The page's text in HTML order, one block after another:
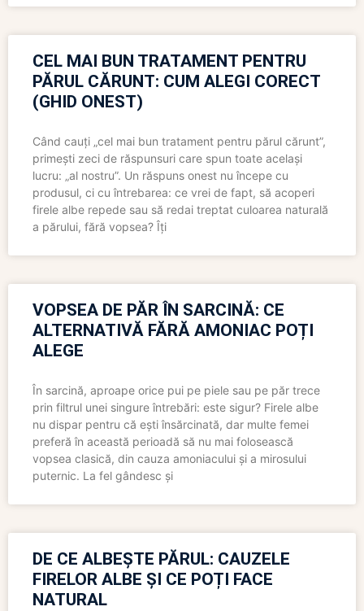
CEL MAI BUN TRATAMENT PENTRU
PĂRUL CĂRUNT: CUM ALEGI CORECT
(GHID ONEST)
Când cauți „cel mai bun tratament pentru părul cărunt”,
primești zeci de răspunsuri care spun toate același
lucru: „al nostru”. Un răspuns onest nu începe cu
produsul, ci cu întrebarea: ce vrei de fapt, să acoperi
firele albe repede sau să redai treptat culoarea naturală
a părului, fără vopsea? Îți
VOPSEA DE PĂR ÎN SARCINĂ: CE
ALTERNATIVĂ FĂRĂ AMONIAC POȚI
ALEGE
În sarcină, aproape orice pui pe piele sau pe păr trece
prin filtrul unei singure întrebări: este sigur? Firele albe
nu dispar pentru că ești însărcinată, dar multe femei
preferă în această perioadă să nu mai folosească
vopsea clasică, din cauza amoniacului și a mirosului
puternic. La fel gândesc și
DE CE ALBEȘTE PĂRUL: CAUZELE
FIRELOR ALBE ȘI CE POȚI FACE
NATURAL